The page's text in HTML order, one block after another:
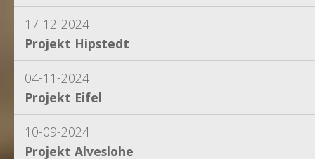
17-12-2024
Projekt Hipstedt
04-11-2024
Projekt Eifel
10-09-2024
Projekt Alveslohe